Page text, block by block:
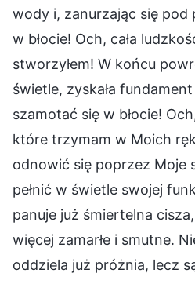
wody i, zanurzając się pod
w błocie! Och, cała
stworzyłem! W końcu
świetle, zyskała
szamotać się w błocie!
które trzymam w Moich
odnowić się poprzez Moje
pełnić w świetle swojej
panuje już śmiertelna
więcej zamarłe i smutne.
oddziela już próżnia, lecz